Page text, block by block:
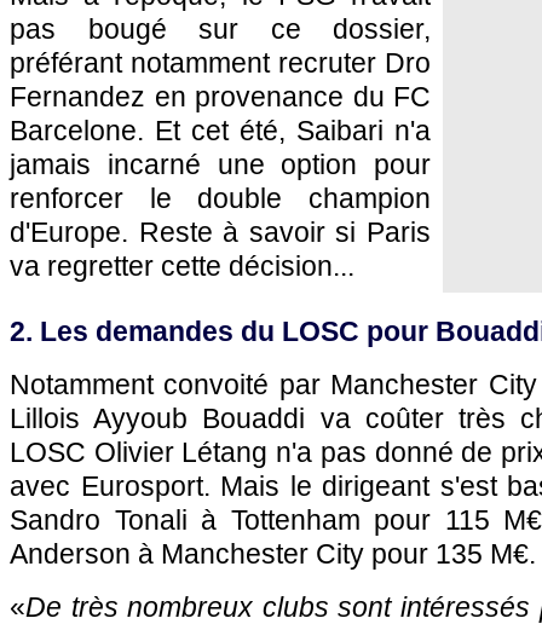
pas bougé sur ce dossier,
préférant notamment recruter Dro
Fernandez en provenance du FC
Barcelone. Et cet été, Saibari n'a
jamais incarné une option pour
renforcer le double champion
d'Europe. Reste à savoir si Paris
va regretter cette décision...
2. Les demandes du LOSC pour
Notamment convoité par Manchester
Lillois Ayyoub Bouaddi va coûter très
LOSC Olivier Létang n'a pas donné de
avec Eurosport. Mais le dirigeant s'est
Sandro Tonali à Tottenham pour 115
Anderson à Manchester City pour 135 M€.
«De très nombreux clubs sont